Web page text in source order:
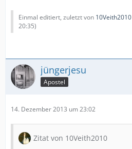
Einmal editiert, zuletzt von 10Veith2010
20:35)
jüngerjesu
Apostel
14. Dezember 2013 um 23:02
Zitat von 10Veith2010